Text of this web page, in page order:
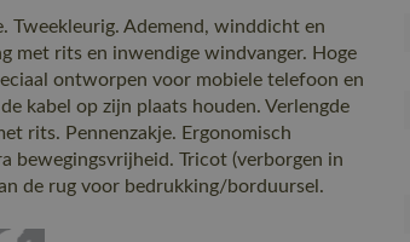
Tweekleurig. Ademend, winddicht en
met rits en inwendige windvanger. Hoge
ontworpen voor mobiele telefoon en
kabel op zijn plaats houden. Verlengde
rits. Pennenzakje. Ergonomisch
bewegingsvrijheid. Tricot (verborgen in
de rug voor bedrukking/borduursel.